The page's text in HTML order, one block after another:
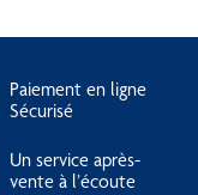
Paiement en ligne
Sécurisé
Un service après-
vente à l’écoute